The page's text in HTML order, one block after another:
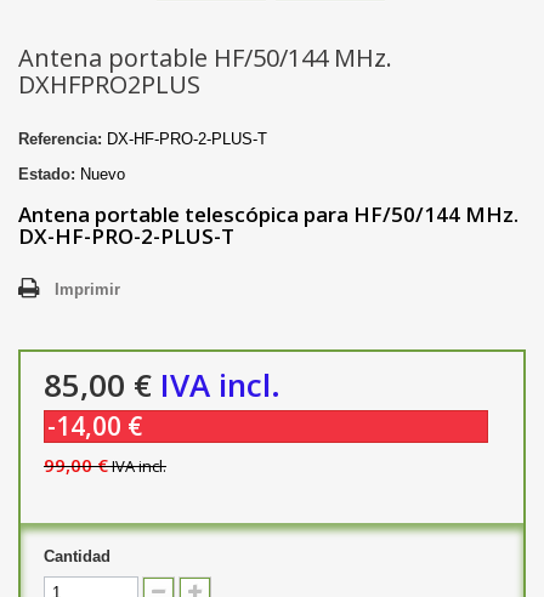
Antena portable HF/50/144 MHz.
DXHFPRO2PLUS
Referencia: DX-HF-PRO-2-PLUS-T
Estado: Nuevo
Antena portable telescópica para HF/50/144 MHz.
DX-HF-PRO-2-PLUS-T
Imprimir
85,00 € IVA incl.
-14,00 €
99,00 €IVA incl.
Cantidad